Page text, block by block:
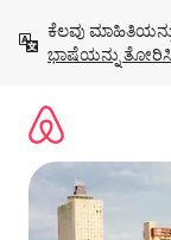
ಹೋಗಿ
ಕೆಲವು
ಭಾಷೆಯನ್ನು